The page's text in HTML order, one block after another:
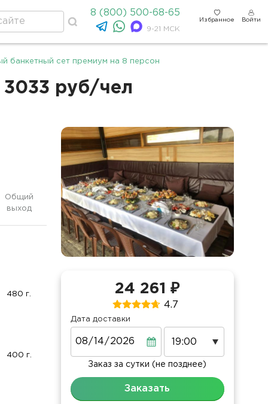
8 (800) 500-68-65
9-21 МСК
Избранное Войти
банкетный сет премиум на 8 персон
3033 руб/чел
Общий
выход
480 г.
400 г.
24 261 ₽
4.7
Дата доставки
Заказ за сутки (не позднее)
Заказать